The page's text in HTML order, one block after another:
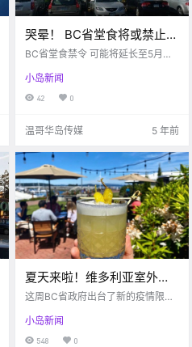
哭晕！ BC省堂食将或禁止到
5月份！岛上又一家超市被曝
BC省堂食禁令 可能将延长至5月底
注一下BC省最新禁令吧 最新消息 B
C省的堂食禁令 可能要延长5月底了
上个月的时候 BC省在3月29日宣布
小岛新闻
42 0
温哥华岛传媒 5 年前
夏天来啦！维多利亚室外露
天餐厅清单请查收！
这周BC省政府出台了新的疫情限制
食。为了安全考虑，食客们可以在
露天餐厅用餐避免疫情感染。今天
小岛新闻
548 0